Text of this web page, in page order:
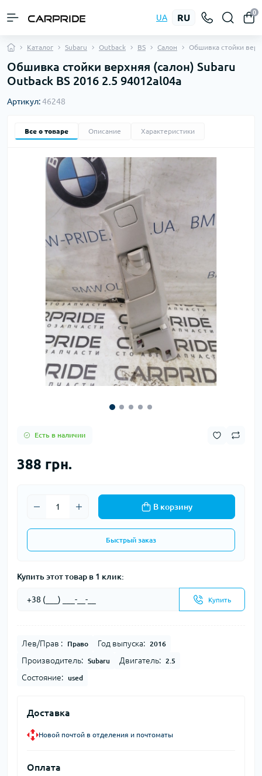
UA RU
0
Каталог Subaru Outback BS Салон Обшивка стойки
Обшивка стойки верхняя (салон) Subaru
Outback BS 2016 2.5 94012al04a
Артикул:46248
Все о товаре Описание Характеристики
Есть в наличии
388 грн.
В корзину
Быстрый заказ
Купить этот товар в 1 клик:
Купить
Лев/Прав : Право Год выпуска: 2016
Производитель: Subaru Двигатель: 2.5
Состояние: used
Доставка
Новой почтой в отделения и почтоматы
Оплата